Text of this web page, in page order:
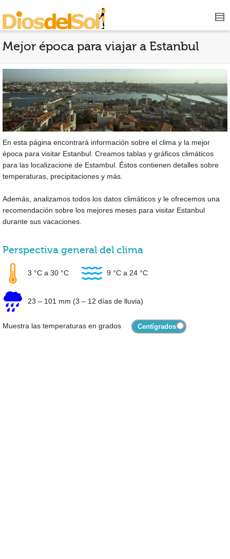
Mejor época para viajar a Estanbul
En esta página encontrará información sobre el clima y la mejor
época para visitar Estanbul. Creamos tablas y gráficos climáticos
para las localizacione de Estambul. Éstos contienen detalles sobre
temperaturas, precipitaciones y más.
Además, analizamos todos los datos climáticos y le ofrecemos una
recomendación sobre los mejores meses para visitar Estanbul
durante sus vacaciones.
Perspectiva general del clima
3 °C a 30 °C 9 °C a 24 °C
23 – 101 mm (3 – 12 días de lluvia)
Muestra las temperaturas en grados